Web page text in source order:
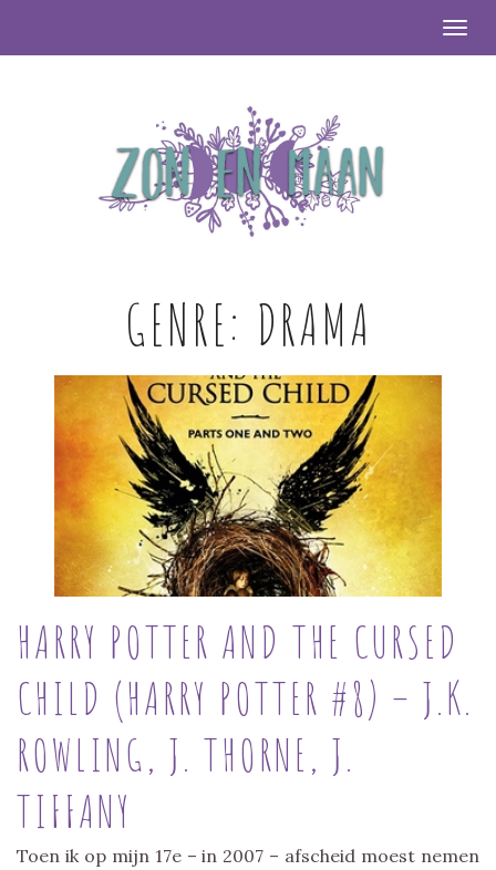
GENRE: DRAMA
HARRY POTTER AND THE CURSED
CHILD (HARRY POTTER #8) – J.K.
ROWLING, J. THORNE, J.
TIFFANY
Toen ik op mijn 17e – in 2007 – afscheid moest nemen